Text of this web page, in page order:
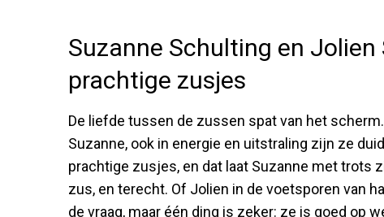
Suzanne Schulting en
prachtige zusjes
De liefde tussen de zussen spat van het
Suzanne, ook in energie en uitstraling zijn ze
prachtige zusjes, en dat laat Suzanne met trots
zus, en terecht. Of Jolien in de voetsporen van
de vraag, maar één ding is zeker: ze is goed op